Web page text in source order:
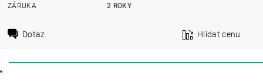
ZÁRUKA
2 ROKY
Dotaz Hlídat cenu